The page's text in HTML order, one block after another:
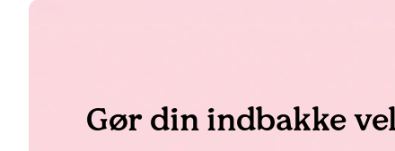
Gør din indbakke